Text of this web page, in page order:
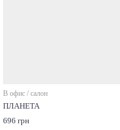
В офис / салон
ПЛАНЕТА
696 грн